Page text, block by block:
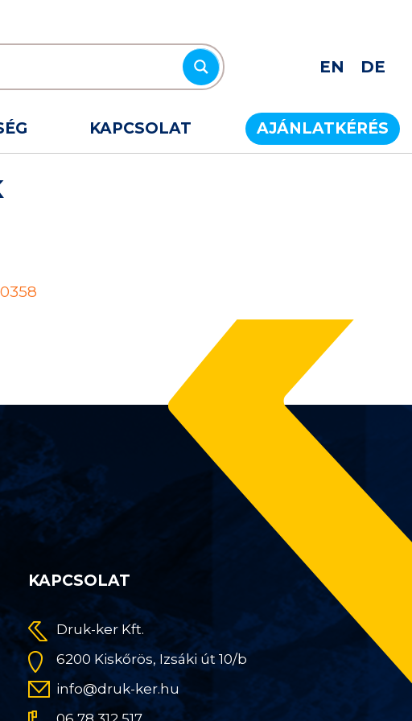
EN DE
KAPCSOLAT AJÁNLATKÉRÉS
KAPCSOLAT
Druk-ker Kft.
6200 Kiskőrös, Izsáki út 10/b
info@druk-ker.hu